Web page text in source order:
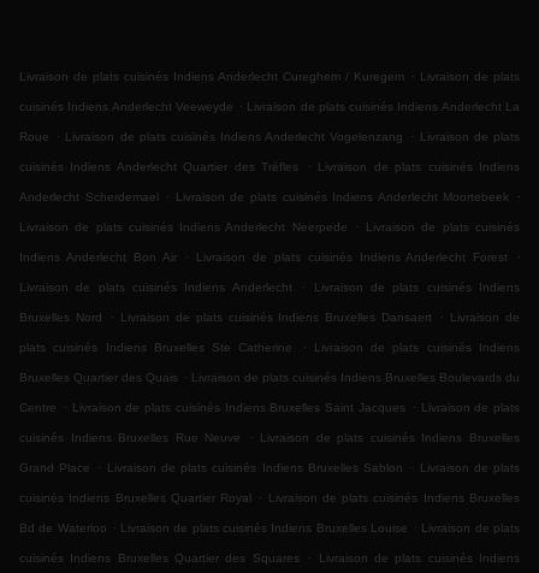
Livraison de plats cuisinés Indiens Anderlecht Cureghem / Kuregem . Livraison de plats
cuisinés Indiens Anderlecht Veeweyde . Livraison de plats cuisinés Indiens Anderlecht La
Roue . Livraison de plats cuisinés Indiens Anderlecht Vogelenzang . Livraison de plats
cuisinés Indiens Anderlecht Quartier des Trèfles . Livraison de plats cuisinés Indiens
Anderlecht Scherdemael . Livraison de plats cuisinés Indiens Anderlecht Moortebeek .
Livraison de plats cuisinés Indiens Anderlecht Neerpede . Livraison de plats cuisinés
Indiens Anderlecht Bon Air . Livraison de plats cuisinés Indiens Anderlecht Forest .
Livraison de plats cuisinés Indiens Anderlecht . Livraison de plats cuisinés Indiens
Bruxelles Nord . Livraison de plats cuisinés Indiens Bruxelles Dansaert . Livraison de
plats cuisinés Indiens Bruxelles Ste Catherine . Livraison de plats cuisinés Indiens
Bruxelles Quartier des Quais . Livraison de plats cuisinés Indiens Bruxelles Boulevards du
Centre . Livraison de plats cuisinés Indiens Bruxelles Saint Jacques . Livraison de plats
cuisinés Indiens Bruxelles Rue Neuve . Livraison de plats cuisinés Indiens Bruxelles
Grand Place . Livraison de plats cuisinés Indiens Bruxelles Sablon . Livraison de plats
cuisinés Indiens Bruxelles Quartier Royal . Livraison de plats cuisinés Indiens Bruxelles
Bd de Waterloo . Livraison de plats cuisinés Indiens Bruxelles Louise . Livraison de plats
cuisinés Indiens Bruxelles Quartier des Squares . Livraison de plats cuisinés Indiens